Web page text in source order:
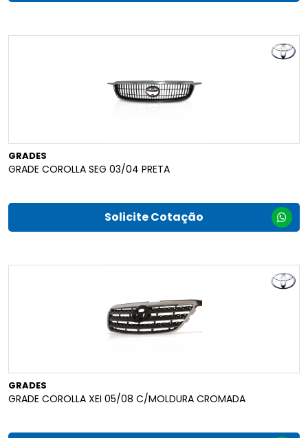
GRADES
GRADE COROLLA SEG 03/04 PRETA
Solicite Cotação
GRADES
GRADE COROLLA XEI 05/08 C/MOLDURA CROMADA